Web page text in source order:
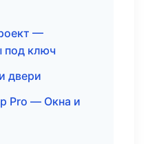
—
под ключ
двери
Pro — Окна и